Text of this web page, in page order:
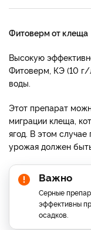
Фитоверм от клеща
Высокую
Фитоверм, КЭ (10
воды.
Этот препарат
миграции клеща,
ягод. В этом
урожая должен
Важно
Серные
эффективны
осадков.